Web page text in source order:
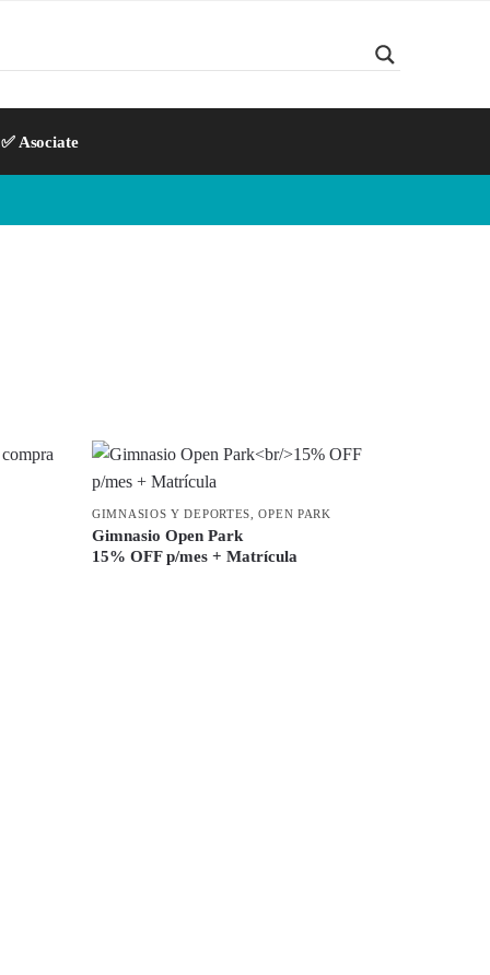
✅ Asociate
GIMNASIOS Y DEPORTES ,OPEN PARK
Gimnasio Open Park
15% OFF p/mes + Matrícula